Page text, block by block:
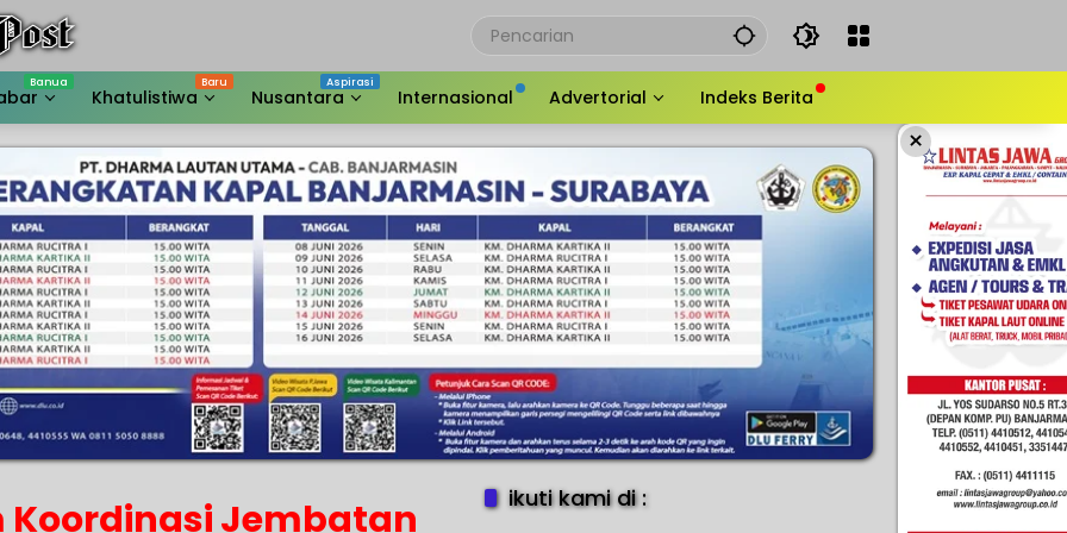
Khatulistiwa Nusantara Internasional Advertorial Indeks Berita
×
Koordinasi Jembatan
ikuti kami di :